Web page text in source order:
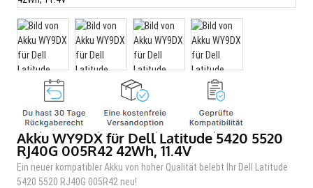
Akku WY9DX für Dell Latitude 5420 5520
RJ40G 005R42 42Wh, 11.4V
Ein neuer kompatibler Akku von hoher Qualität belebt Ihr Dell Latitude
5420 5520 RJ40G 005R42 neu!